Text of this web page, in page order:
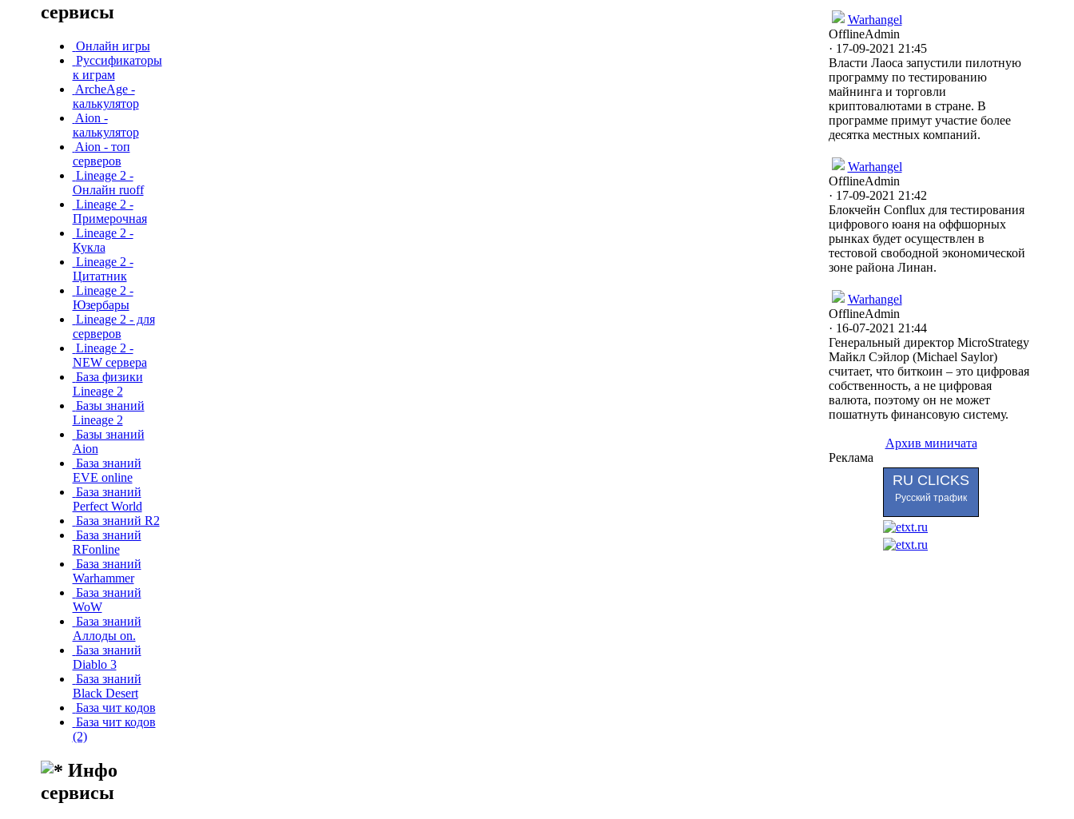
сервисы
Онлайн игры
Руссификаторы
к играм
ArcheAge -
калькулятор
Aion -
калькулятор
Aion - топ
серверов
Lineage 2 -
Онлайн ruoff
Lineage 2 -
Примерочная
Lineage 2 -
Кукла
Lineage 2 -
Цитатник
Lineage 2 -
Юзербары
Lineage 2 - для
серверов
Lineage 2 -
NEW сервера
База физики
Lineage 2
Базы знаний
Lineage 2
Базы знаний
Aion
База знаний
EVE online
База знаний
Perfect World
База знаний R2
База знаний
RFonline
База знаний
Warhammer
База знаний
WoW
База знаний
Аллоды on.
База знаний
Diablo 3
База знаний
Black Desert
База чит кодов
База чит кодов
(2)
Инфо
сервисы
Warhangel
OfflineAdmin
· 17-09-2021 21:45
Власти Лаоса запустили пилотную
программу по тестированию
майнинга и торговли
криптовалютами в стране. В
программе примут участие более
десятка местных компаний.
Warhangel
OfflineAdmin
· 17-09-2021 21:42
Блокчейн Conflux для тестирования
цифрового юаня на оффшорных
рынках будет осуществлен в
тестовой свободной экономической
зоне района Линан.
Warhangel
OfflineAdmin
· 16-07-2021 21:44
Генеральный директор MicroStrategy
Майкл Сэйлор (Michael Saylor)
считает, что биткоин – это цифровая
собственность, а не цифровая
валюта, поэтому он не может
пошатнуть финансовую систему.
Архив миничата
Реклама
RU CLICKS
Русский трафик